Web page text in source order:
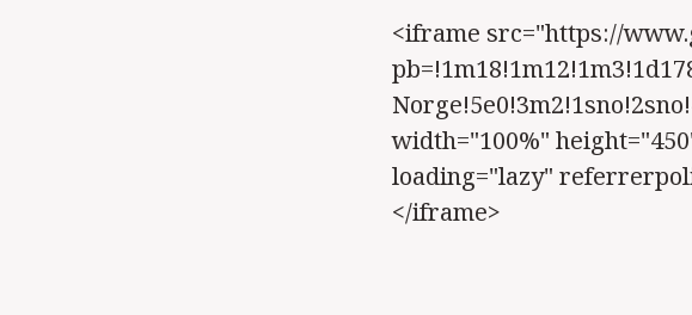
<iframe src="https://
width="100%"
loading="lazy"
</iframe>